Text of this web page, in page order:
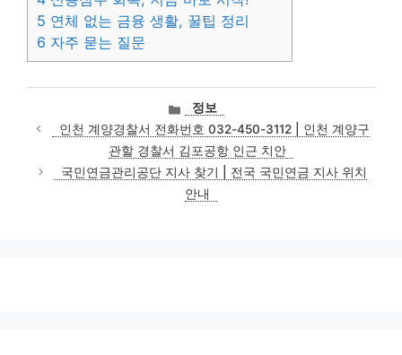
5 연체 없는 금융 생활, 꿀팁 정리
6 자주 묻는 질문
카
테
고
리
정보
인천 계양경찰서 전화번호 032-450-3112 | 인천 계양구
관할 경찰서 김포공항 인근 치안
국민연금관리공단 지사 찾기 | 전국 국민연금 지사 위치
안내